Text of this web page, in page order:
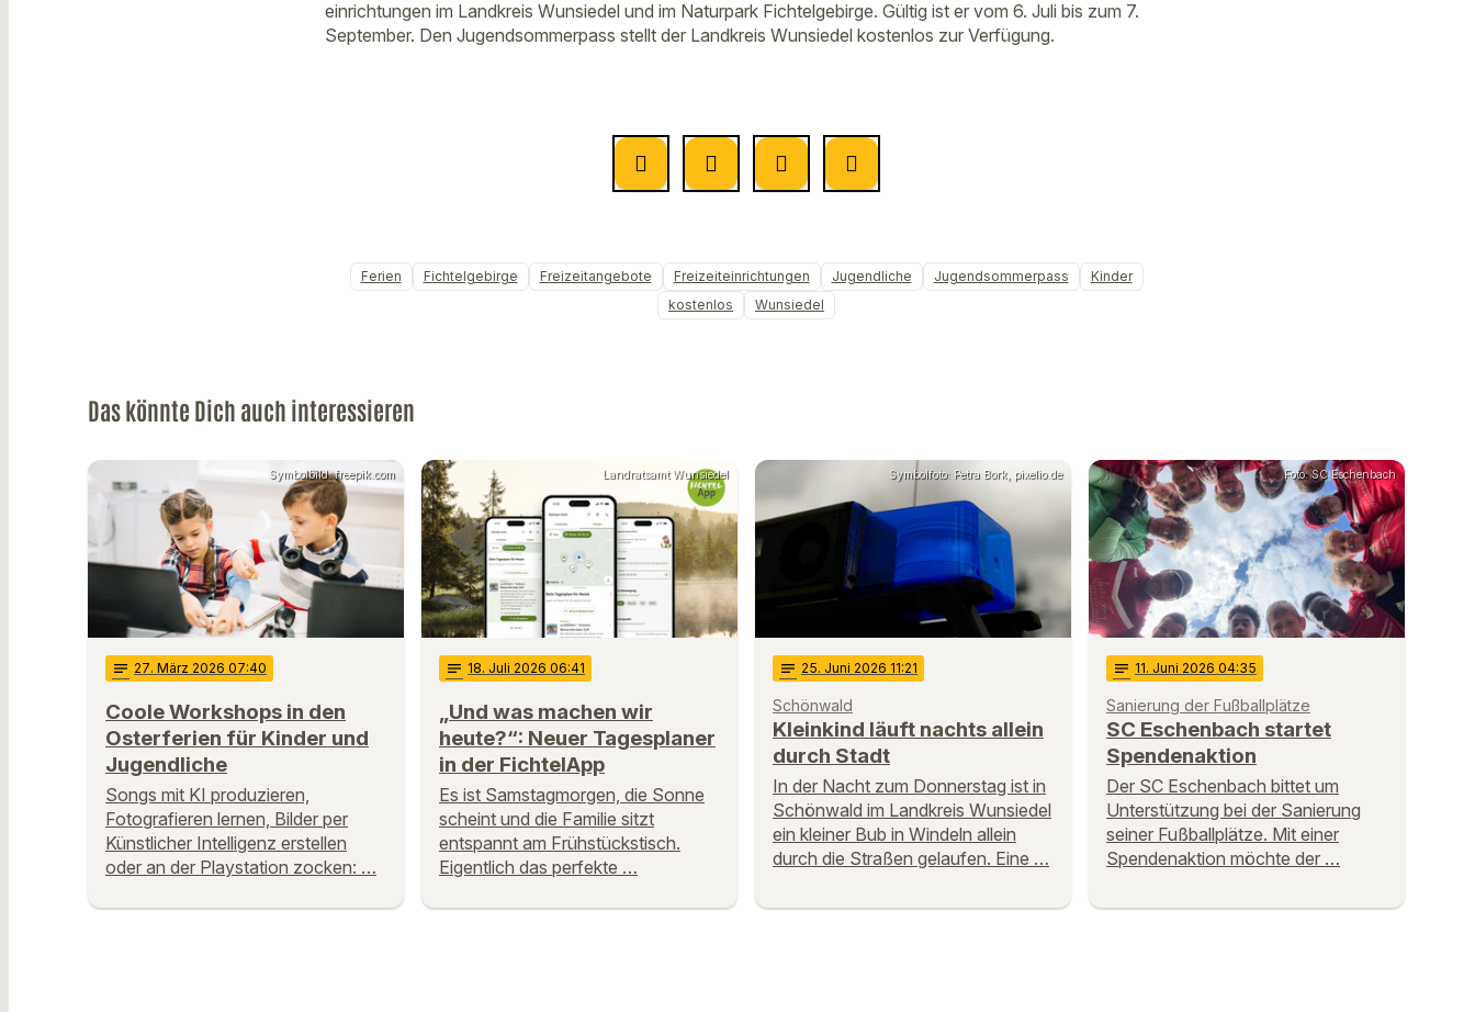
einrichtungen im Landkreis Wunsiedel und im Naturpark Fichtelgebirge. Gültig ist er vom 6. Juli bis zum 7.
September. Den Jugendsommerpass stellt der Landkreis Wunsiedel kostenlos zur Verfügung.
Ferien Fichtelgebirge Freizeitangebote Freizeiteinrichtungen Jugendliche Jugendsommerpass
Kinder
kostenlos
Wunsiedel
Das könnte Dich auch interessieren
Symbolbild: freepik.com
notes 27. März 2026 07:40
Coole Workshops in den
Osterferien für Kinder und
Jugendliche
Songs mit KI produzieren,
Fotografieren lernen, Bilder per
Künstlicher Intelligenz erstellen
oder an der Playstation zocken: …
Landratsamt Wunsiedel
notes 18. Juli 2026 06:41
„Und was machen wir
heute?“: Neuer Tagesplaner
in der FichtelApp
Es ist Samstagmorgen, die Sonne
scheint und die Familie sitzt
entspannt am Frühstückstisch.
Eigentlich das perfekte …
Symbolfoto: Petra Bork, pixelio.de
notes 25. Juni 2026 11:21
Schönwald
Kleinkind läuft nachts allein
durch Stadt
In der Nacht zum Donnerstag ist in
Schönwald im Landkreis Wunsiedel
ein kleiner Bub in Windeln allein
durch die Straßen gelaufen. Eine …
Foto: SC Eschenbach
notes 11. Juni 2026 04:35
Sanierung der Fußballplätze
SC Eschenbach startet
Spendenaktion
Der SC Eschenbach bittet um
Unterstützung bei der Sanierung
seiner Fußballplätze. Mit einer
Spendenaktion möchte der …